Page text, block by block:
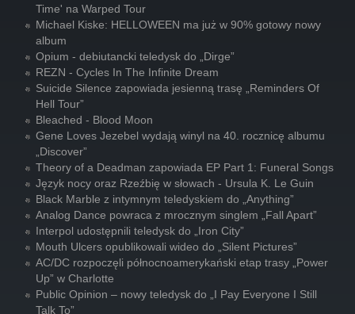
Time' na Warped Tour
Michael Kiske: HELLOWEEN ma już w 90% gotowy nowy
album
Opium - debiutancki teledysk do „Dirge”
REZN - Cycles In The Infinite Dream
Suicide Silence zapowiada jesienną trasę „Reminders Of
Hell Tour”
Bleached - Blood Moon
Gene Loves Jezebel wydają winyl na 40. rocznicę albumu
„Discover”
Theory of a Deadman zapowiada EP Part 1: Funeral Songs
Język nocy oraz Rzeźbię w słowach - Ursula K. Le Guin
Black Marble z intymnym teledyskiem do „Anything”
Analog Dance powraca z mrocznym singlem „Fall Apart”
Interpol udostępnili teledysk do „Iron City”
Mouth Ulcers opublikowali wideo do „Silent Pictures”
AC/DC rozpoczęli północnoamerykański etap trasy „Power
Up” w Charlotte
Public Opinion – nowy teledysk do „I Pay Everyone I Still
Talk To”